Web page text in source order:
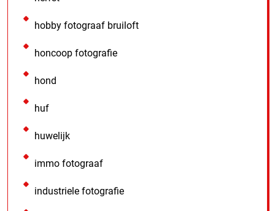
hobby fotograaf bruiloft
honcoop fotografie
hond
huf
huwelijk
immo fotograaf
industriele fotografie